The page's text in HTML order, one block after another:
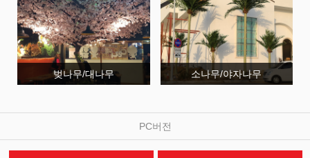
벚나무/대나무 소나무/야자나무
PC버전